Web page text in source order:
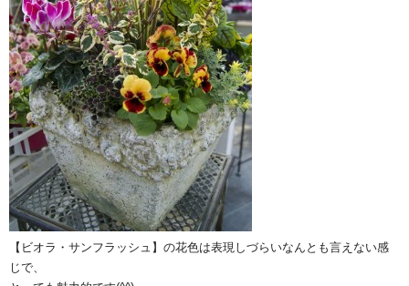
【ビオラ・サンフラッシュ】の花色は表現しづらいなんとも言えない感
じで、